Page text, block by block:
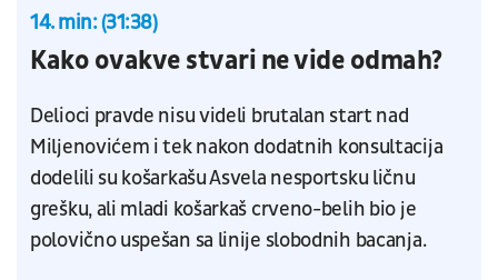
14. min: (31:38)
Kako ovakve stvari ne vide odmah?
Delioci pravde nisu videli brutalan start nad
Miljenovićem i tek nakon dodatnih konsultacija
dodelili su košarkašu Asvela nesportsku ličnu
grešku, ali mladi košarkaš crveno-belih bio je
polovično uspešan sa linije slobodnih bacanja.